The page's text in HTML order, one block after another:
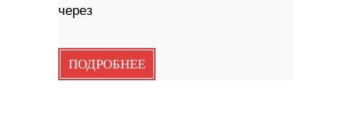
через
ПОДРОБНЕЕ